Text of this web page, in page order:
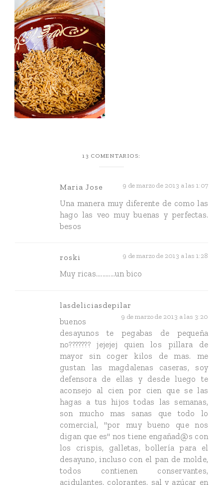
13 COMENTARIOS:
Maria Jose 9 de marzo de 2013 a las 1:07
Una manera muy diferente de como las
hago las veo muy buenas y perfectas.
besos
roski 9 de marzo de 2013 a las 1:28
Muy ricas............un bico
lasdeliciasdepilar
9 de marzo de 2013 a las 3:20
buenos
desayunos te pegabas de pequeña
no??????? jejejej quien los pillara de
mayor sin coger kilos de mas. me
gustan las magdalenas caseras, soy
defensora de ellas y desde luego te
aconsejo al cien por cien que se las
hagas a tus hijos todas las semanas,
son mucho mas sanas que todo lo
comercial, "por muy bueno que nos
digan que es" nos tiene engañad@s con
los crispis, galletas, bollería para el
desayuno, incluso con el pan de molde,
todos contienen conservantes,
acidulantes, colorantes, sal y azúcar en